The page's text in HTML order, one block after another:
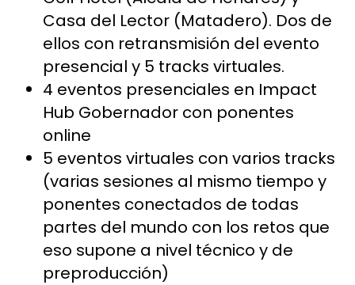
Casa del Lector (Matadero). Dos de
ellos con retransmisión del evento
presencial y 5 tracks virtuales.
4 eventos presenciales en Impact
Hub Gobernador con ponentes
online
5 eventos virtuales con varios tracks
(varias sesiones al mismo tiempo y
ponentes conectados de todas
partes del mundo con los retos que
eso supone a nivel técnico y de
preproducción)